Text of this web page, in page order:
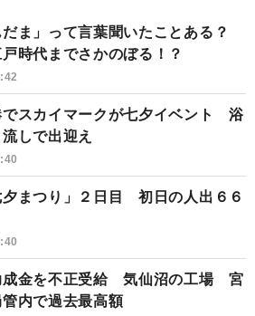
だま」って言葉聞いたことある？
時代までさかのぼる！？
でスカイマークが七夕イベント 浴
しで出迎え
夕まつり」２日目 初日の人出６６
成金を不正受給 気仙沼の工場 宮
内で過去最高額